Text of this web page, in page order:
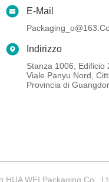
E-Mail
Indirizzo
Stanza 1006, Edificio
Viale Panyu Nord,
Provincia di
WEI Packaging Co.,